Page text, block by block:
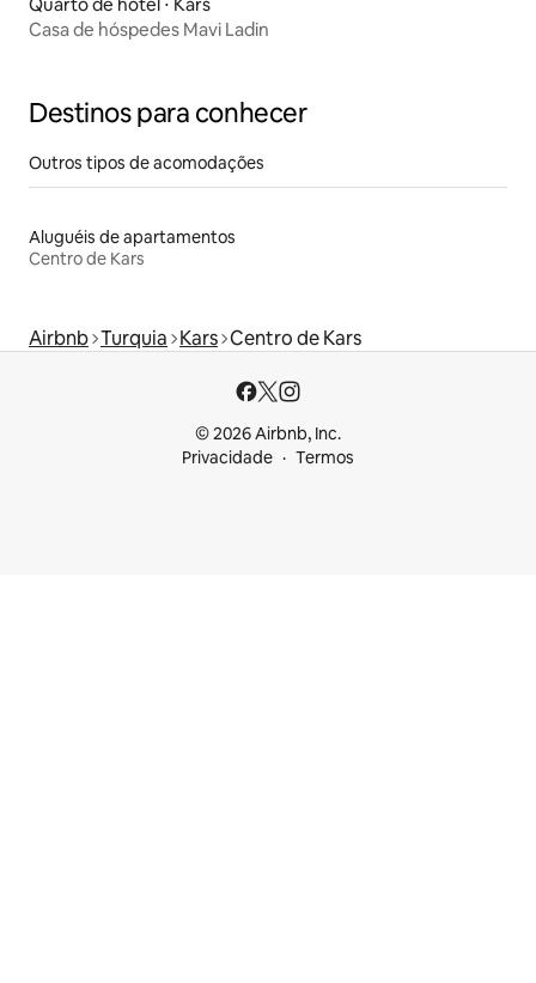
Quarto de hotel ⋅ Kars
Casa de hóspedes Mavi Ladin
Destinos para conhecer
Outros tipos de acomodações
Aluguéis de apartamentos
Centro de Kars
Airbnb Turquia Kars Centro de Kars
© 2026 Airbnb, Inc.
Privacidade
Termos